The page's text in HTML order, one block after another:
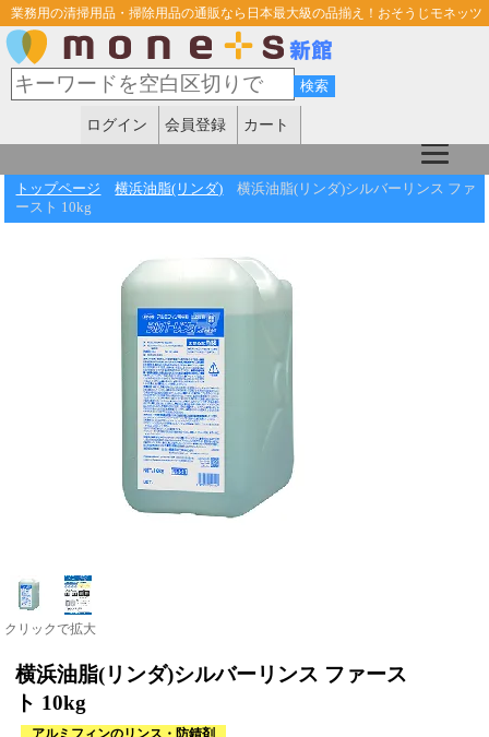
業務用の清掃用品・掃除用品の通販なら日本最大級の品揃え！おそうじモネッツ
ログイン 会員登録 カート
トップページ 横浜油脂(リンダ)
横浜油脂(リンダ)シルバーリンス ファ
ースト 10kg
クリックで拡大
横浜油脂(リンダ)シルバーリンス ファース
ト 10kg
アルミフィンのリンス・防錆剤